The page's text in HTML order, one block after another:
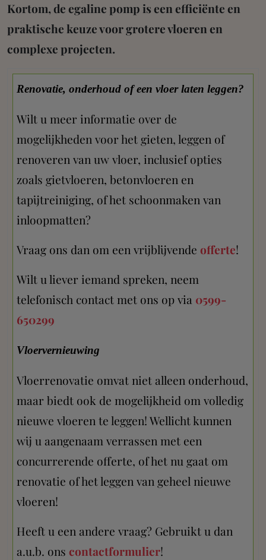
Kortom, de egaline pomp is een efficiënte en
praktische keuze voor grotere vloeren en
complexe projecten.
Renovatie, onderhoud of een vloer laten leggen?
Wilt u meer informatie over de
mogelijkheden voor het gieten, leggen of
renoveren van uw vloer, inclusief opties
zoals gietvloeren, betonvloeren en
tapijtreiniging, of het schoonmaken van
inloopmatten?
Vraag ons dan om een vrijblijvende offerte!
Wilt u liever iemand spreken, neem
telefonisch contact met ons op via 0599-
650299
Vloervernieuwing
Vloerrenovatie omvat niet alleen onderhoud,
maar biedt ook de mogelijkheid om volledig
nieuwe vloeren te leggen! Wellicht kunnen
wij u aangenaam verrassen met een
concurrerende offerte, of het nu gaat om
renovatie of het leggen van geheel nieuwe
vloeren!
Heeft u een andere vraag? Gebruikt u dan
a.u.b. ons contactformulier!